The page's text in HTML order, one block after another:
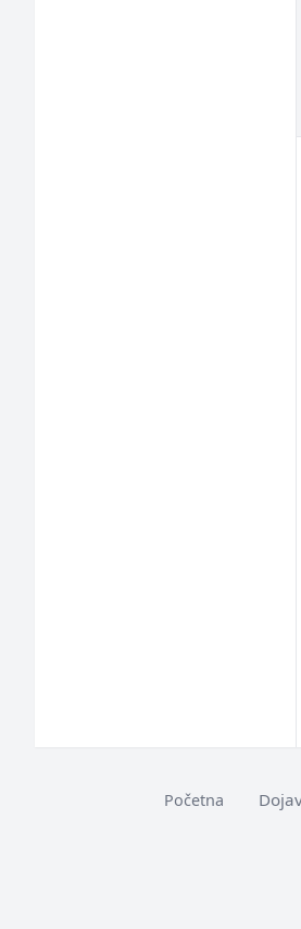
Početna